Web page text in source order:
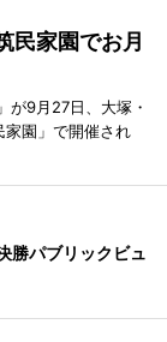
民家園でお月
が9月27日、大塚・
家園」で開催され
勝パブリックビュ